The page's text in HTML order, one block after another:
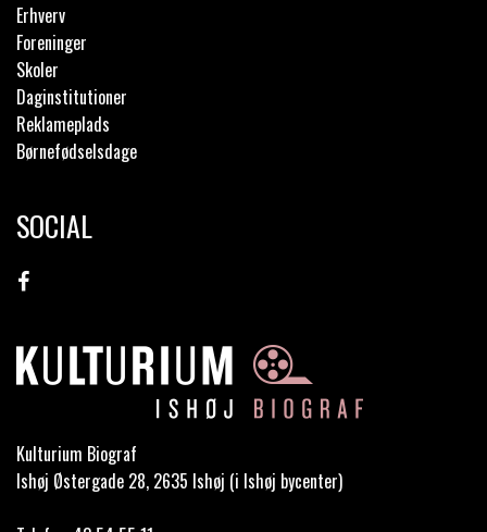
Erhverv
Foreninger
Skoler
Daginstitutioner
Reklameplads
Børnefødselsdage
SOCIAL
Kulturium Biograf
Ishøj Østergade 28, 2635 Ishøj (i Ishøj bycenter)